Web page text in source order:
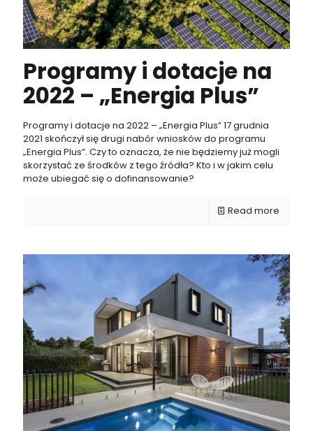
Programy i dotacje na
2022 – „Energia Plus”
Programy i dotacje na 2022 – „Energia Plus” 17 grudnia
2021 skończył się drugi nabór wniosków do programu
„Energia Plus”. Czy to oznacza, że nie będziemy już mogli
skorzystać ze środków z tego źródła? Kto i w jakim celu
może ubiegać się o dofinansowanie?
Read more